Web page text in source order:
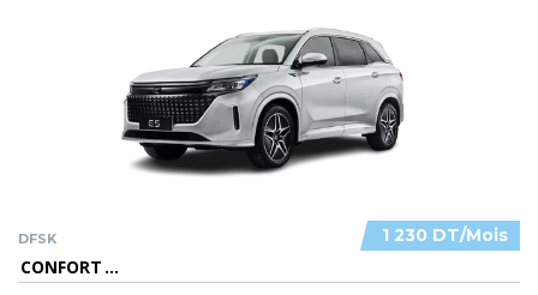
1 230 DT/Mois
DFSK
CONFORT ...